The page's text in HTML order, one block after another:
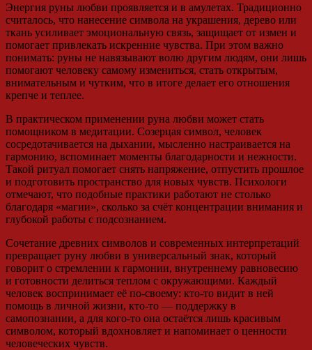
Энергия руны любви проявляется и в амулетах. Традиционно
считалось, что нанесение символа на украшения, дерево или
ткань усиливает эмоциональную связь, защищает от измен и
помогает привлекать искренние чувства. При этом важно
понимать: руны не навязывают волю другим людям, они лишь
помогают человеку самому измениться, стать открытым,
внимательным и чутким, что в итоге делает его отношения
крепче и теплее.
В практическом применении руна любви может стать
помощником в медитации. Созерцая символ, человек
сосредотачивается на дыхании, мысленно настраивается на
гармонию, вспоминает моменты благодарности и нежности.
Такой ритуал помогает снять напряжение, отпустить прошлое
и подготовить пространство для новых чувств. Психологи
отмечают, что подобные практики работают не столько
благодаря «магии», сколько за счёт концентрации внимания и
глубокой работы с подсознанием.
Сочетание древних символов и современных интерпретаций
превращает руну любви в универсальный знак, который
говорит о стремлении к гармонии, внутреннему равновесию
и готовности делиться теплом с окружающими. Каждый
человек воспринимает её по-своему: кто-то видит в ней
помощь в личной жизни, кто-то — поддержку в
самопознании, а для кого-то она остаётся лишь красивым
символом, который вдохновляет и напоминает о ценности
человеческих чувств.